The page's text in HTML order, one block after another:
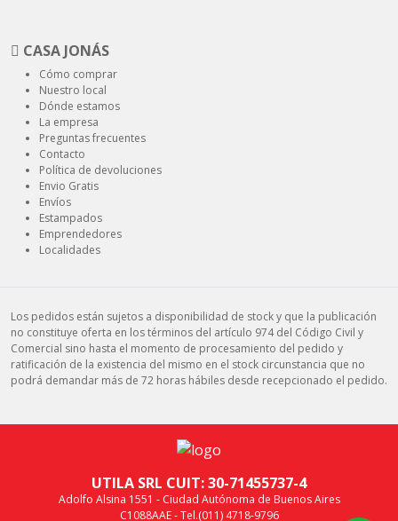
CASA JONÁS
Cómo comprar
Nuestro local
Dónde estamos
La empresa
Preguntas frecuentes
Contacto
Política de devoluciones
Envio Gratis
Envíos
Estampados
Emprendedores
Localidades
Los pedidos están sujetos a disponibilidad de stock y que la publicación
no constituye oferta en los términos del artículo 974 del Código Civil y
Comercial sino hasta el momento de procesamiento del pedido y
ratificación de la existencia del mismo en el stock circunstancia que no
podrá demandar más de 72 horas hábiles desde recepcionado el pedido.
UTILA SRL CUIT: 30-71455737-4
Adolfo Alsina 1551 - Ciudad Autónoma de Buenos Aires
C1088AAE - Tel.(011) 4718-9796